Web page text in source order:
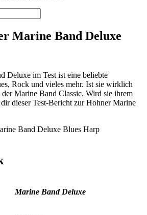
Marine Band Deluxe
Deluxe im Test ist eine beliebte
Rock und vieles mehr. Ist sie wirklich
der Marine Band Classic. Wird sie ihrem
dieser Test-Bericht zur Hohner Marine
Marine Band Deluxe